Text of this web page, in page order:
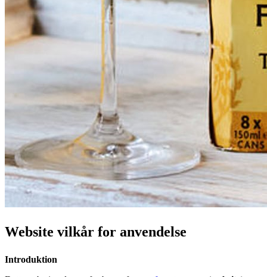
Website vilkår for anvendelse
Introduktion